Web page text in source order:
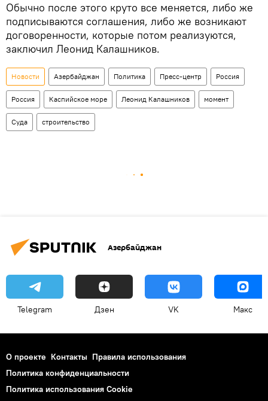
Обычно после этого круто все меняется, либо же
подписываются соглашения, либо же возникают
договоренности, которые потом реализуются,
заключил Леонид Калашников.
Новости Азербайджан Политика Пресс-центр Россия
Россия Каспийское море Леонид Калашников момент
Суда строительство
Азербайджан
Telegram Дзен VK Макс
О проекте Контакты Правила использования
Политика конфиденциальности
Политика использования Cookie